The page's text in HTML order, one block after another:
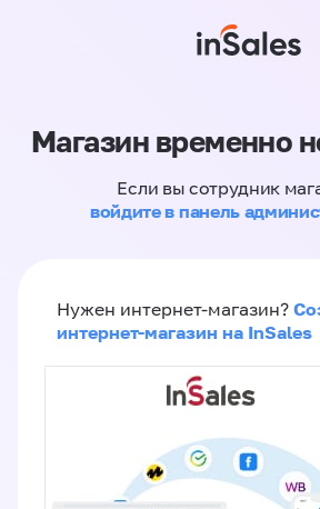
Магазин временно
Если вы сотрудник
войдите в панель
Нужен интернет-магазин?
интернет-магазин на InSales